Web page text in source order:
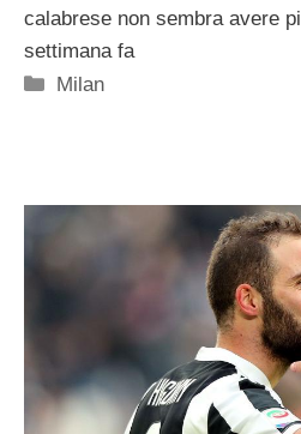
calabrese non sembra avere
settimana fa
Categorie
Milan